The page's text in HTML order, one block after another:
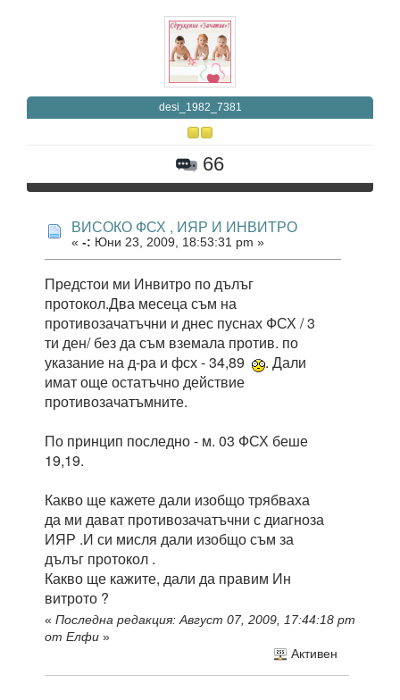
desi_1982_7381
66
ВИСОКО ФСХ , ИЯР И ИНВИТРО
« -: Юни 23, 2009, 18:53:31 pm »
Предстои ми Инвитро по дълъг
протокол.Два месеца съм на
противозачатъчни и днес пуснах ФСХ / 3
ти ден/ без да съм вземала против. по
указание на д-ра и фсх - 34,89
. Дали
имат още остатъчно действие
противозачатъмните.
По принцип последно - м. 03 ФСХ беше
19,19.
Какво ще кажете дали изобщо трябваха
да ми дават противозачатъчни с диагноза
ИЯР .И си мисля дали изобщо съм за
дълъг протокол .
Какво ще кажите, дали да правим Ин
витрото ?
« Последна редакция: Август 07, 2009, 17:44:18 pm
от Елфи »
Активен